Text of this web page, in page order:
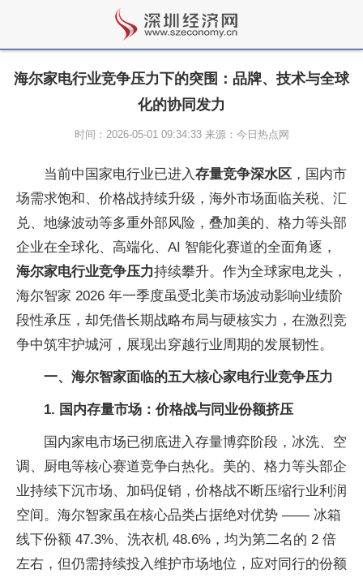
海尔家电行业竞争压力下的突围：品牌、技术与全球
化的协同发力
时间：2026-05-01 09:34:33 来源：今日热点网
当前中国家电行业已进入存量竞争深水区 ，国内市
场需求饱和、价格战持续升级，海外市场面临关税、汇
兑、地缘波动等多重外部风险，叠加美的、格力等头部
企业在全球化、高端化、AI 智能化赛道的全面角逐，
海尔家电行业竞争压力持续攀升。作为全球家电龙头，
海尔智家 2026 年一季度虽受北美市场波动影响业绩阶
段性承压，却凭借长期战略布局与硬核实力，在激烈竞
争中筑牢护城河，展现出穿越行业周期的发展韧性。
一、海尔智家面临的五大核心家电行业竞争压力
1. 国内存量市场：价格战与同业份额挤压
国内家电市场已彻底进入存量博弈阶段，冰洗、空
调、厨电等核心赛道竞争白热化。美的、格力等头部企
业持续下沉市场、加码促销，价格战不断压缩行业利润
空间。海尔智家虽在核心品类占据绝对优势 —— 冰箱
线下份额 47.3%、洗衣机 48.6%，均为第二名的 2 倍
左右，但仍需持续投入维护市场地位，应对同行的份额